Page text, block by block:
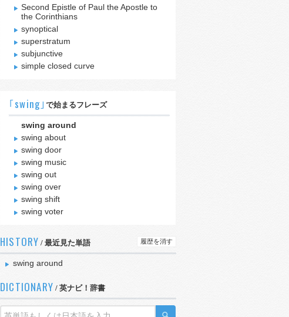
Second Epistle of Paul the Apostle to
the Corinthians
synoptical
superstratum
subjunctive
simple closed curve
｢swing｣で始まるフレーズ
swing around
swing about
swing door
swing music
swing out
swing over
swing shift
swing voter
HISTORY / 最近見た単語 履歴を消す
swing around
DICTIONARY / 英ナビ！辞書